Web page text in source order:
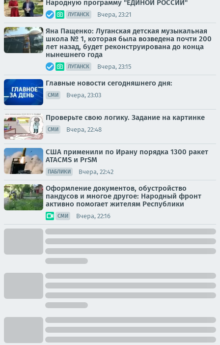
Народную программу "ЕДИНОЙ РОССИИ"
ЛУГАНСК Вчера, 23:21
Яна Пащенко: Луганская детская музыкальная
школа № 1, которая была возведена почти 200
лет назад, будет реконструирована до конца
нынешнего года
ЛУГАНСК Вчера, 23:15
Главные новости сегодняшнего дня:
СМИ Вчера, 23:03
Проверьте свою логику. Задание на картинке
СМИ Вчера, 22:48
США применили по Ирану порядка 1300 ракет
ATACMS и PrSM
ПАБЛИКИ Вчера, 22:42
Оформление документов, обустройство
пандусов и многое другое: Народный фронт
активно помогает жителям Республики
СМИ Вчера, 22:16